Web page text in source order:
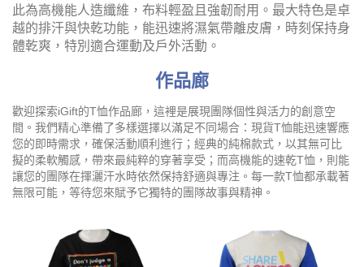
此為高機能人造纖維，布料輕盈且強韌耐用。最大特色是卓
越的排汗與快乾功能，能迅速將濕氣帶離皮膚，時刻保持身
體乾爽，特別適合運動及戶外活動。
作品廊
歡迎探索iGift的T恤作品廊，這裡是展現團隊個性與活力的創意空
間。我們精心準備了多樣選擇以滿足不同場合：現貨T恤能迅速響應
您的即時需求，確保活動順利進行；經典的純棉款式，以其無可比
擬的柔軟觸感，帶來最純粹的穿著享受；而高機能的速乾T恤，則能
讓您的團隊在揮灑汗水時依然保持舒適與專注。每一款T恤都承載著
無限可能，等待您來賦予它獨特的團隊故事與精神。